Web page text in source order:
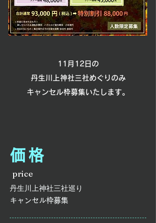
11月12日の
丹生川上神社三社めぐりのみ
​キャンセル枠募集いたします。
価格
price
​丹生川上神社三社巡り
​キャンセル枠募集